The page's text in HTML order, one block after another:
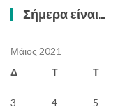
Σήμερα είναι…
Μάιος 2021
Δ
Τ Τ
3
4 5